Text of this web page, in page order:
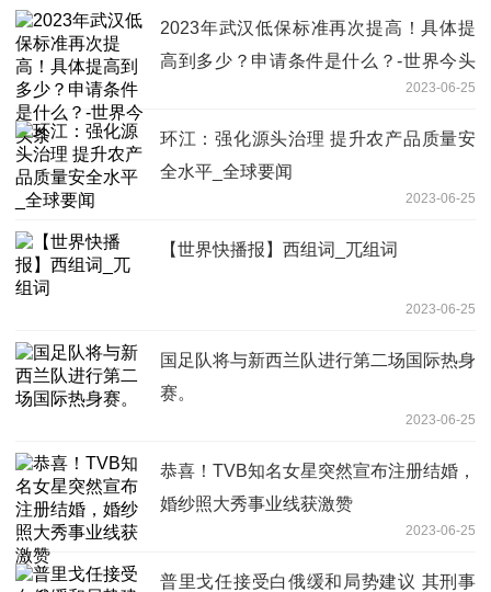
2023年武汉低保标准再次提高！具体提
高到多少？申请条件是什么？-世界今头
2023-06-25
环江：强化源头治理 提升农产品质量安
全水平_全球要闻
2023-06-25
【世界快播报】西组词_兀组词
2023-06-25
国足队将与新西兰队进行第二场国际热身
赛。
2023-06-25
恭喜！TVB知名女星突然宣布注册结婚，
婚纱照大秀事业线获激赞
2023-06-25
普里戈任接受白俄缓和局势建议 其刑事